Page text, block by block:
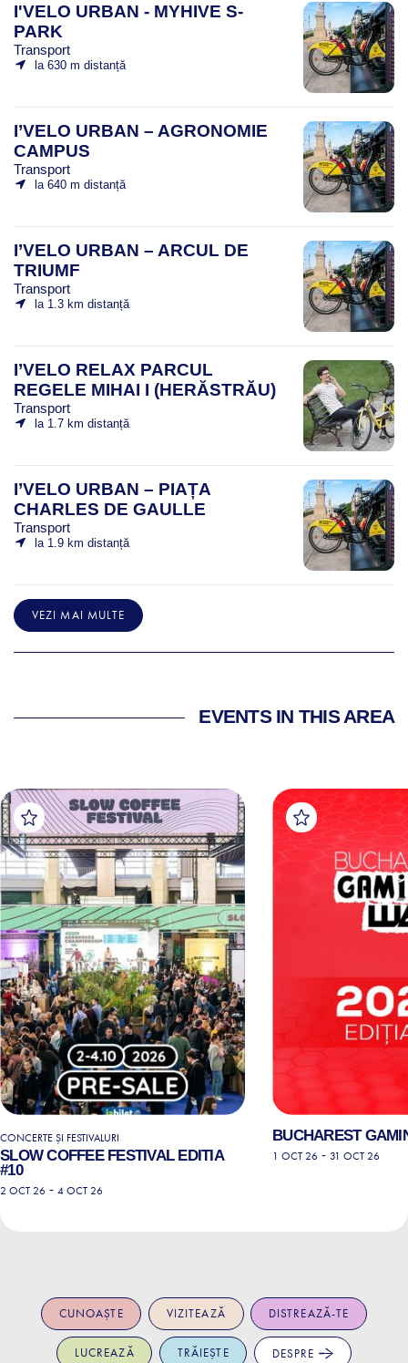
I'VELO URBAN - MYHIVE S-
PARK
Transport
la 630 m distanță
I’VELO URBAN – AGRONOMIE
CAMPUS
Transport
la 640 m distanță
I’VELO URBAN – ARCUL DE
TRIUMF
Transport
la 1.3 km distanță
I’VELO RELAX PARCUL
REGELE MIHAI I (HERĂSTRĂU)
Transport
la 1.7 km distanță
I’VELO URBAN – PIAȚA
CHARLES DE GAULLE
Transport
la 1.9 km distanță
VEZI MAI MULTE
EVENTS IN THIS AREA
CONCERTE ȘI FESTIVALURI
SLOW COFFEE FESTIVAL EDITIA
#10
2 OCT 26 - 4 OCT 26
BUCHAREST
1 OCT 26 - 31 OCT 26
CUNOAȘTE VIZITEAZĂ DISTREAZĂ-TE
LUCREAZĂ TRĂIEȘTE DESPRE